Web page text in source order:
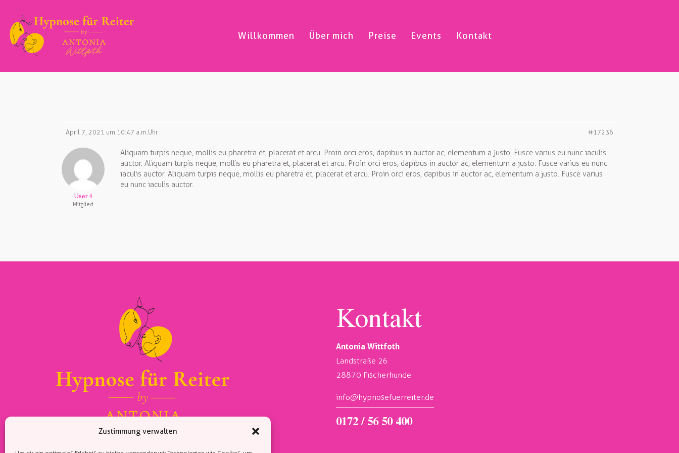
Zustimmung verwalten
Willkommen Über mich Preise Events Kontakt
April 7, 2021 um 10:47 a.m. Uhr #17236
User 4
Mitglied
Aliquam turpis neque, mollis eu pharetra et, placerat et arcu. Proin orci eros, dapibus in auctor ac, elementum a justo. Fusce varius eu nunc iaculis
auctor. Aliquam turpis neque, mollis eu pharetra et, placerat et arcu. Proin orci eros, dapibus in auctor ac, elementum a justo. Fusce varius eu nunc
iaculis auctor. Aliquam turpis neque, mollis eu pharetra et, placerat et arcu. Proin orci eros, dapibus in auctor ac, elementum a justo. Fusce varius
eu nunc iaculis auctor.
Kontakt
Antonia Wittfoth
Landstraße 26
28870 Fischerhunde
info@hypnosefuerreiter.de
0172 / 56 50 400